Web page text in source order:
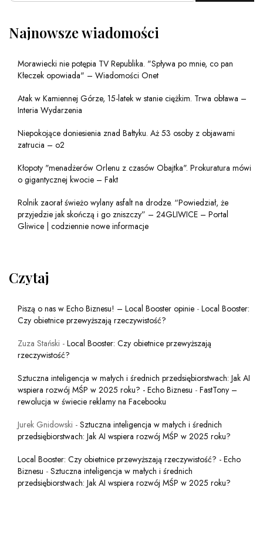
Najnowsze wiadomości
Morawiecki nie potępia TV Republika. "Spływa po mnie, co pan
Kłeczek opowiada" – Wiadomości Onet
Atak w Kamiennej Górze, 15-latek w stanie ciężkim. Trwa obława –
Interia Wydarzenia
Niepokojące doniesienia znad Bałtyku. Aż 53 osoby z objawami
zatrucia – o2
Kłopoty "menadżerów Orlenu z czasów Obajtka". Prokuratura mówi
o gigantycznej kwocie – Fakt
Rolnik zaorał świeżo wylany asfalt na drodze. “Powiedział, że
przyjedzie jak skończą i go zniszczy” – 24GLIWICE – Portal
Gliwice | codziennie nowe informacje
Czytaj
Piszą o nas w Echo Biznesu! – Local Booster opinie - Local Booster:
Czy obietnice przewyższają rzeczywistość?
Zuza Stański - Local Booster: Czy obietnice przewyższają
rzeczywistość?
Sztuczna inteligencja w małych i średnich przedsiębiorstwach: Jak AI
wspiera rozwój MŚP w 2025 roku? - Echo Biznesu - FastTony –
rewolucja w świecie reklamy na Facebooku
Jurek Gnidowski - Sztuczna inteligencja w małych i średnich
przedsiębiorstwach: Jak AI wspiera rozwój MŚP w 2025 roku?
Local Booster: Czy obietnice przewyższają rzeczywistość? - Echo
Biznesu - Sztuczna inteligencja w małych i średnich
przedsiębiorstwach: Jak AI wspiera rozwój MŚP w 2025 roku?